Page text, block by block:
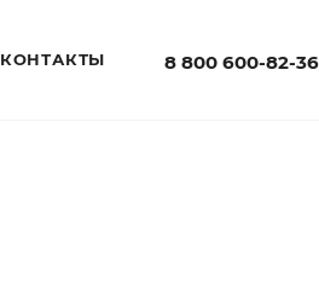
8 800 600-82-36
КОНТАКТЫ